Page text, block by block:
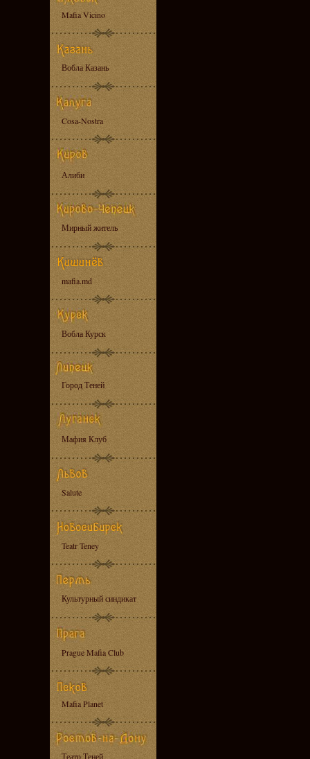
Mafia Vicino
Вобла Казань
Cosa-Nostra
Алиби
Мирный житель
mafia.md
Вобла Курск
Город Теней
Мафия Клуб
Salute
Teatr Teney
Культурный синдикат
Prague Mafia Club
Mafia Planet
Театр Теней